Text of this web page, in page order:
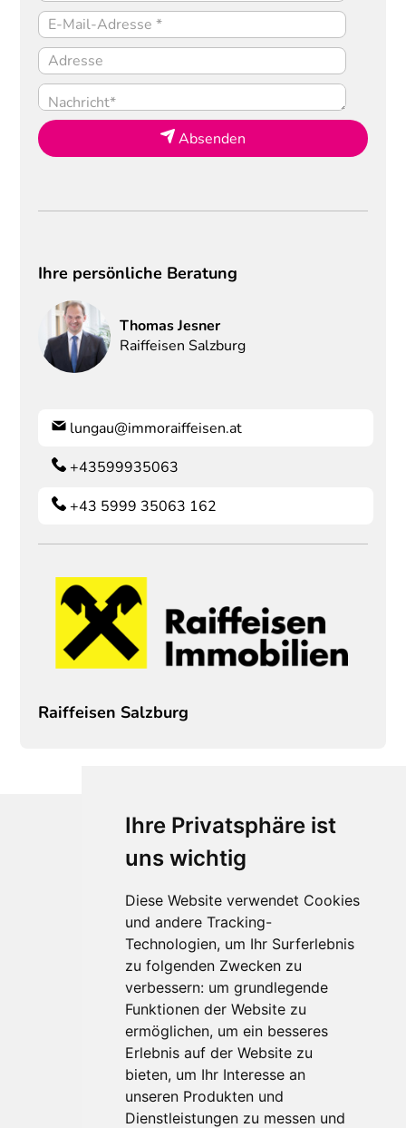
Ihre Privatsphäre ist
uns wichtig
Diese Website verwendet Cookies
und andere Tracking-
Technologien, um Ihr Surferlebnis
zu folgenden Zwecken zu
verbessern: um grundlegende
Funktionen der Website zu
ermöglichen, um ein besseres
Erlebnis auf der Website zu
bieten, um Ihr Interesse an
unseren Produkten und
Dienstleistungen zu messen und
Absenden
Ihre persönliche Beratung
Thomas Jesner
Raiffeisen Salzburg
lungau@immoraiffeisen.at
+43599935063
+43 5999 35063 162
Raiffeisen Salzburg
Für Makler:innen
Über Uns
Vorteile
Kontakt
Software Partner
Teilnahme
FAQ